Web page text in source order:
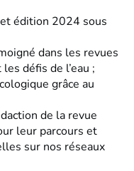
édition 2024 sous
dans les revues
défis de l’eau ;
grâce au
de la revue
leur parcours et
sur nos réseaux